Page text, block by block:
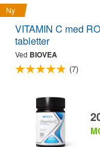
Ny
VITAMIN C med
tabletter
Ved BIOVEA
(7)